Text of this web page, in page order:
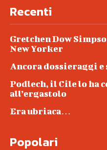
Recenti
Gretchen Dow
New Yorker
Ancora dossieraggi e
Podlech, il Cile lo ha
all’ergastolo
Era ubriaca…
Popolari